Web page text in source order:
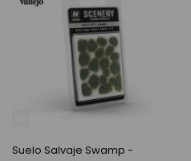
Suelo Salvaje Swamp -